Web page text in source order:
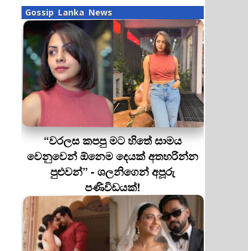
Gossip Lanka News
“වරලස කපපු මට හිතේ සාමය
වෙනුවෙන් ඕනෙම දෙයක් අතහරින්න
පුළුවන්” - ශලනිගෙන් අපූරු
පණිවිඩයක්!